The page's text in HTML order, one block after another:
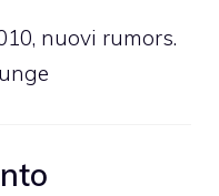
nuovi rumors.